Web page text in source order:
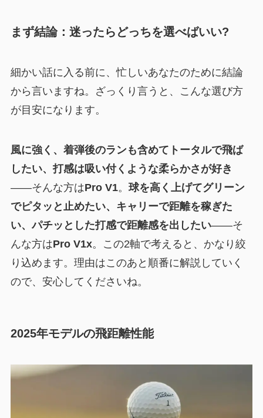
まず結論：迷ったらどっちを選べばいい?
細かい話に入る前に、忙しいあなたのために結論
から言いますね。ざっくり言うと、こんな選び方
が目安になります。
風に強く、着弾後のランも含めてトータルで飛ば
したい、打感は吸い付くような柔らかさが好き
——そんな方はPro V1。 球を高く上げてグリーン
でピタッと止めたい、キャリーで距離を稼ぎた
い、パチッとした打感で距離感を出したい——そ
んな方はPro V1x。この2軸で考えると、かなり絞
り込めます。理由はこのあと順番に解説していく
ので、安心してくださいね。
2025年モデルの飛距離性能